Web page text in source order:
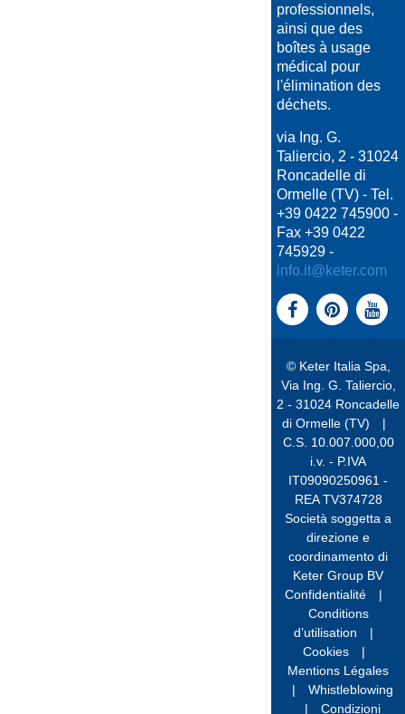
professionnels,
ainsi que des
boîtes à usage
médical pour
l'élimination des
déchets.
via Ing. G.
Taliercio, 2 - 31024
Roncadelle di
Ormelle (TV) - Tel.
+39 0422 745900 -
Fax +39 0422
745929 -
info.it@keter.com
© Keter Italia Spa,
Via Ing. G. Taliercio,
2 - 31024 Roncadelle
di Ormelle (TV)
|
C.S. 10.007.000,00
i.v. - P.IVA
IT09090250961 -
REA TV374728
Società soggetta a
direzione e
coordinamento di
Keter Group BV
Confidentialité
|
Conditions
d’utilisation
|
Cookies
|
Mentions Légales
|
Whistleblowing
|
Condizioni